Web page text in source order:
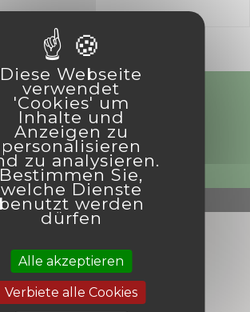
IN DEN SOZIALEN
(0)2 98 96 08 12
Diese Webseite
verwendet
'Cookies' um
Inhalte und
Anzeigen zu
personalisieren
zu analysieren.
Bestimmen Sie,
welche Dienste
benutzt werden
dürfen
Alle akzeptieren
Verbiete alle Cookies